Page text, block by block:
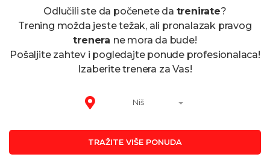
Odlučili ste da počenete da trenirate?
Trening možda jeste težak, ali pronalazak pravog
trenera ne mora da bude!
Pošaljite zahtev i pogledajte ponude profesionalaca!
Izaberite trenera za Vas!
Niš
TRAŽITE VIŠE PONUDA